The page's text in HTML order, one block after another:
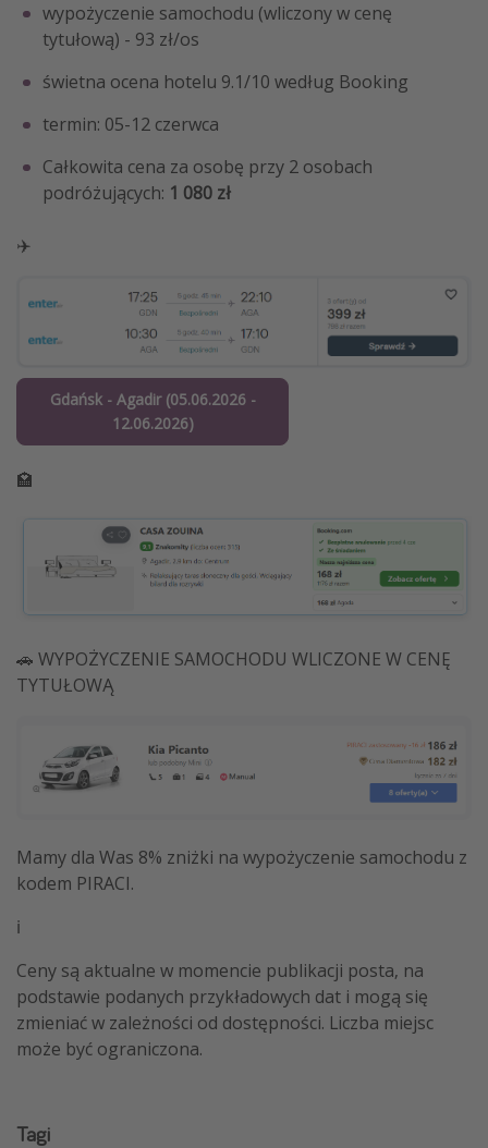
wypożyczenie samochodu (wliczony w cenę
tytułową) - 93 zł/os
świetna ocena hotelu 9.1/10 według Booking
termin: 05-12 czerwca
Całkowita cena za osobę przy 2 osobach
podróżujących: 1 080 zł
✈️
Gdańsk - Agadir (05.06.2026 -
12.06.2026)
🏩
🚗 WYPOŻYCZENIE SAMOCHODU WLICZONE W CENĘ
TYTUŁOWĄ
Mamy dla Was 8% zniżki na wypożyczenie samochodu z
kodem PIRACI.
ℹ️
Ceny są aktualne w momencie publikacji posta, na
podstawie podanych przykładowych dat i mogą się
zmieniać w zależności od dostępności. Liczba miejsc
może być ograniczona.
Tagi